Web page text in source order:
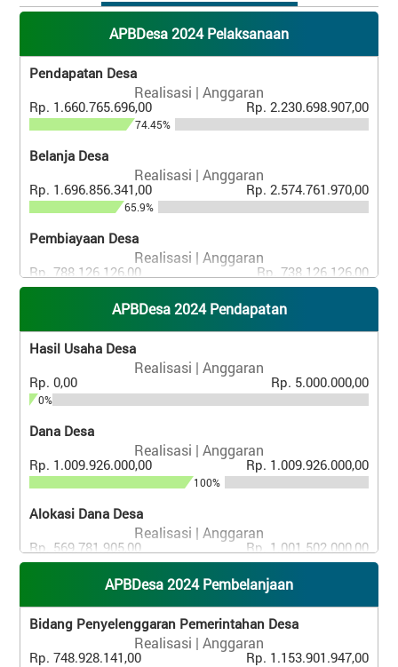
APBDesa 2024 Pelaksanaan
Pendapatan Desa
Realisasi | Anggaran
Rp. 1.660.765.696,00 Rp. 2.230.698.907,00
Belanja Desa
Realisasi | Anggaran
Rp. 1.696.856.341,00 Rp. 2.574.761.970,00
Pembiayaan Desa
Realisasi | Anggaran
Rp. 788.126.126,00 Rp. 738.126.126,00
106.77%
APBDesa 2024 Pendapatan
Hasil Usaha Desa
Realisasi | Anggaran
Rp. 0,00 Rp. 5.000.000,00
0%
Dana Desa
Realisasi | Anggaran
Rp. 1.009.926.000,00 Rp. 1.009.926.000,00
Alokasi Dana Desa
Realisasi | Anggaran
Rp. 569.781.905,00 Rp. 1.001.502.000,00
56.89%
Lain-Lain Pendapatan Desa Yang Sah
Realisasi | Anggaran
Rp. 81.057.791,00 Rp. 214.270.907,00
APBDesa 2024 Pembelanjaan
Bidang Penyelenggaran Pemerintahan Desa
Realisasi | Anggaran
Rp. 748.928.141,00 Rp. 1.153.901.947,00